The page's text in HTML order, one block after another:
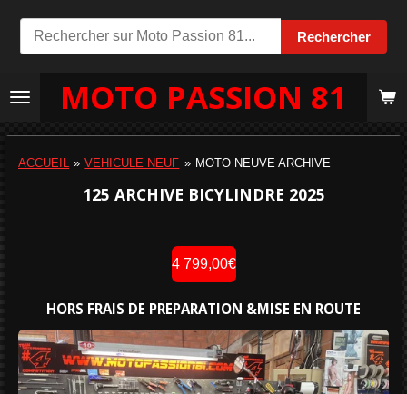
Rechercher
Passer
au
principal
MOTO PASSION 81
ACCUEIL » VEHICULE NEUF » MOTO NEUVE ARCHIVE
125 ARCHIVE BICYLINDRE 2025
4 799,00€
HORS FRAIS DE PREPARATION &MISE EN ROUTE